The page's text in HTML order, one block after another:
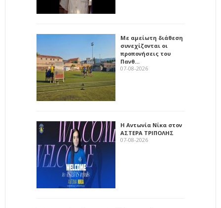
Με αμείωτη διάθεση
συνεχίζονται οι
προπονήσεις του
Πανθ…
07-08-2026
Η Αντωνία Νίκα στον
ΑΣΤΕΡΑ ΤΡΙΠΟΛΗΣ
07-08-2026